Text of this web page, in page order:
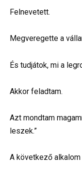
Felnevetett.
Megveregette a
És tudjátok, mi a
Akkor feladtam.
Azt mondtam
leszek.”
A következő